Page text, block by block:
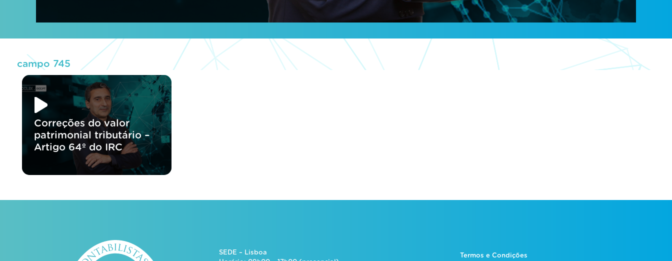
campo 745
Correções do valor
patrimonial tributário –
Artigo 64º do IRC
SEDE – Lisboa
Termos e Condições